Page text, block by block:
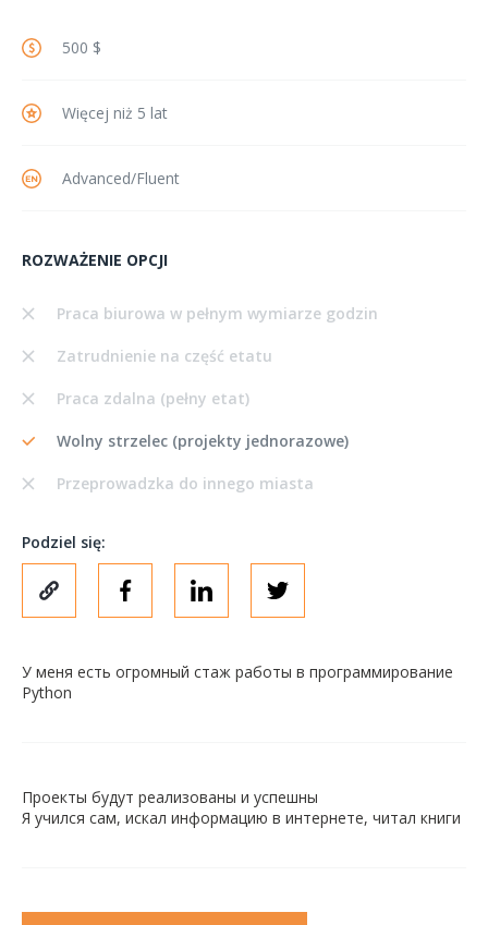
500 $
Więcej niż 5 lat
Advanced/Fluent
ROZWAŻENIE OPCJI
Praca biurowa w pełnym wymiarze godzin
Zatrudnienie na część etatu
Praca zdalna (pełny etat)
Wolny strzelec (projekty jednorazowe)
Przeprowadzka do innego miasta
Podziel się:
У меня есть огромный стаж работы в программирование
Python
Проекты будут реализованы и успешны
Я учился сам, искал информацию в интернете, читал книги